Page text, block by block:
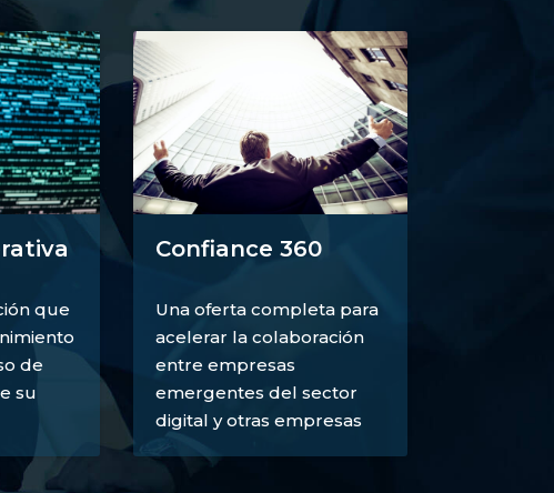
que
de
su
Confiance 360
Una oferta completa para
acelerar la colaboración
entre empresas
emergentes del sector
digital y otras empresas